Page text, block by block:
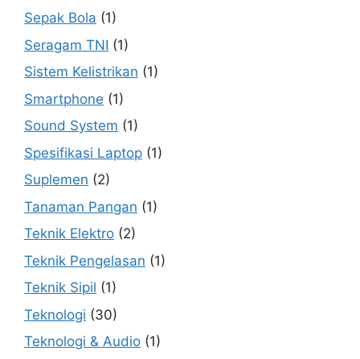
Sepak Bola (1)
Seragam TNI (1)
Sistem Kelistrikan (1)
Smartphone (1)
Sound System (1)
Spesifikasi Laptop (1)
Suplemen (2)
Tanaman Pangan (1)
Teknik Elektro (2)
Teknik Pengelasan (1)
Teknik Sipil (1)
Teknologi (30)
Teknologi & Audio (1)